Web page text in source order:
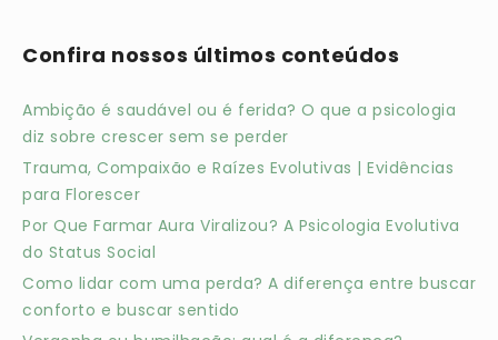
Confira nossos últimos conteúdos
Ambição é saudável ou é ferida? O que a psicologia
diz sobre crescer sem se perder
Trauma, Compaixão e Raízes Evolutivas | Evidências
para Florescer
Por Que Farmar Aura Viralizou? A Psicologia Evolutiva
do Status Social
Como lidar com uma perda? A diferença entre buscar
conforto e buscar sentido